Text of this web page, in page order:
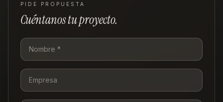
PIDE PROPUESTA
Cuéntanos tu proyecto.